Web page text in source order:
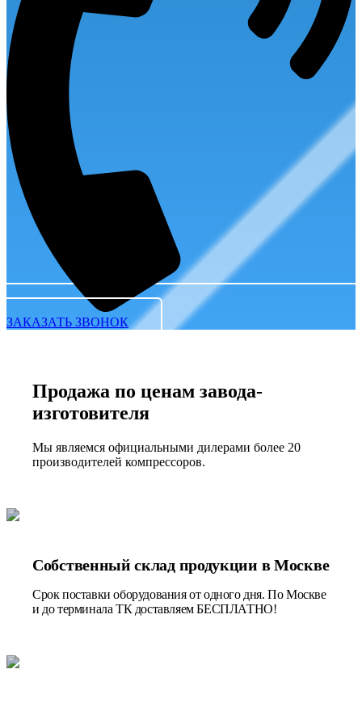
ЗАКАЗАТЬ ЗВОНОК
Продажа по ценам завода-
изготовителя
Мы являемся официальными дилерами более 20
производителей компрессоров.
Собственный склад продукции в Москве
Срок поставки оборудования от одного дня. По Москве
и до терминала ТК доставляем БЕСПЛАТНО!